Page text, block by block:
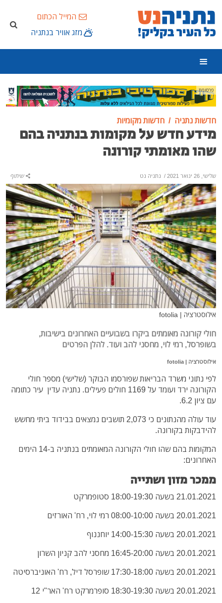
המייל הכתום
מזג אוויר בנתניה
פרסומת
חדשות נתניה חדשות מקומיות
מידע חדש על מקומות בנתניה בהם
שהו מאומתי קורונה
שלישי, 26 ינואר 2021 / נתניה נט שיתוף
אילוסטרציה | fotolia
חולי קורונה מאומתים ביקרו בשבועיים האחרונים בישיבות,
בשופרסל, רמי לוי, מחסני להב ועוד. להלן הפרטים
אילוסטרציה | fotolia
לפי נתוני משרד הבריאות שפורסמו הבוקר (שלישי) מספר חולי
הקורונה ירד ועומד על 1169 חולים פעילים. נתניה עדין עיר כתומה
עם ציון 6.2.
עוד עולה מהנתונים כי 2,073 תושבים נמצאים בבידוד ביתי מחשש
להידבקות בקורונה.
המקומות בהם שהו חולי הקורונה המאומתים בנתניה ב-14 הימים
האחרונים:
ממכר מזון ושתייה
21.01.2021 בשעה 18:00-19:30 סטופמרקט
20.01.2021 בשעה 08:00-10:00 רמי לוי, רח' האורזים
20.01.2021 בשעה 14:00-15:30 יוחננוף
20.01.2021 בשעה 16:45-20:00 מחסני להב קניון השרון
20.01.2021 בשעה 17:30-18:00 שופרסל דיל, רח' האוניברסיטה
20.01.2021 בשעה 18:30-19:30 סופרמרקט רח' האר"י 12